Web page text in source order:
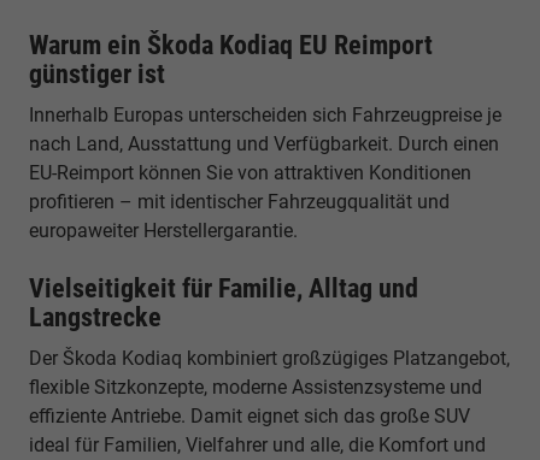
Warum ein Škoda Kodiaq EU Reimport
günstiger ist
Innerhalb Europas unterscheiden sich Fahrzeugpreise je
nach Land, Ausstattung und Verfügbarkeit. Durch einen
EU-Reimport können Sie von attraktiven Konditionen
profitieren – mit identischer Fahrzeugqualität und
europaweiter Herstellergarantie.
Vielseitigkeit für Familie, Alltag und
Langstrecke
Der Škoda Kodiaq kombiniert großzügiges Platzangebot,
flexible Sitzkonzepte, moderne Assistenzsysteme und
effiziente Antriebe. Damit eignet sich das große SUV
ideal für Familien, Vielfahrer und alle, die Komfort und